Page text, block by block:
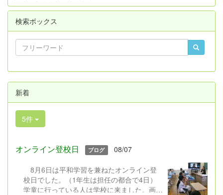
検索ボックス
新着
5件
オンライン登校日 ブログ 08/07
8月6日は平和学習を兼ねたオンライン登
校日でした。（1年生は担任の都合で4日）
学童に行っている人は学校に来ました。画面